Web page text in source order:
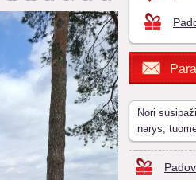
Nori
narys,